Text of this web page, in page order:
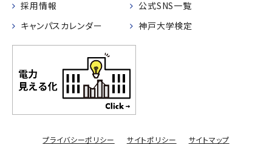
採用情報
公式SNS一覧
キャンパスカレンダー
神戸大学検定
プライバシーポリシー サイトポリシー サイトマップ